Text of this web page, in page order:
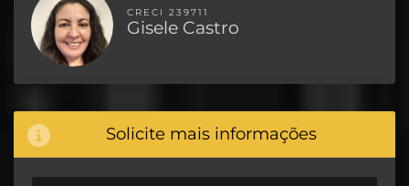
CRECI 239711
Gisele Castro
Solicite mais informações